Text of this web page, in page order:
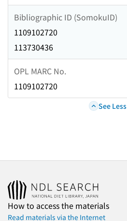
Bibliographic ID (SomokuID)
1109102720
113730436
OPL MARC No.
1109102720
See Less
How to access the materials
Read materials via the Internet